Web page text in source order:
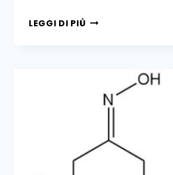
LEGGI DI PIÙ REAZIONE